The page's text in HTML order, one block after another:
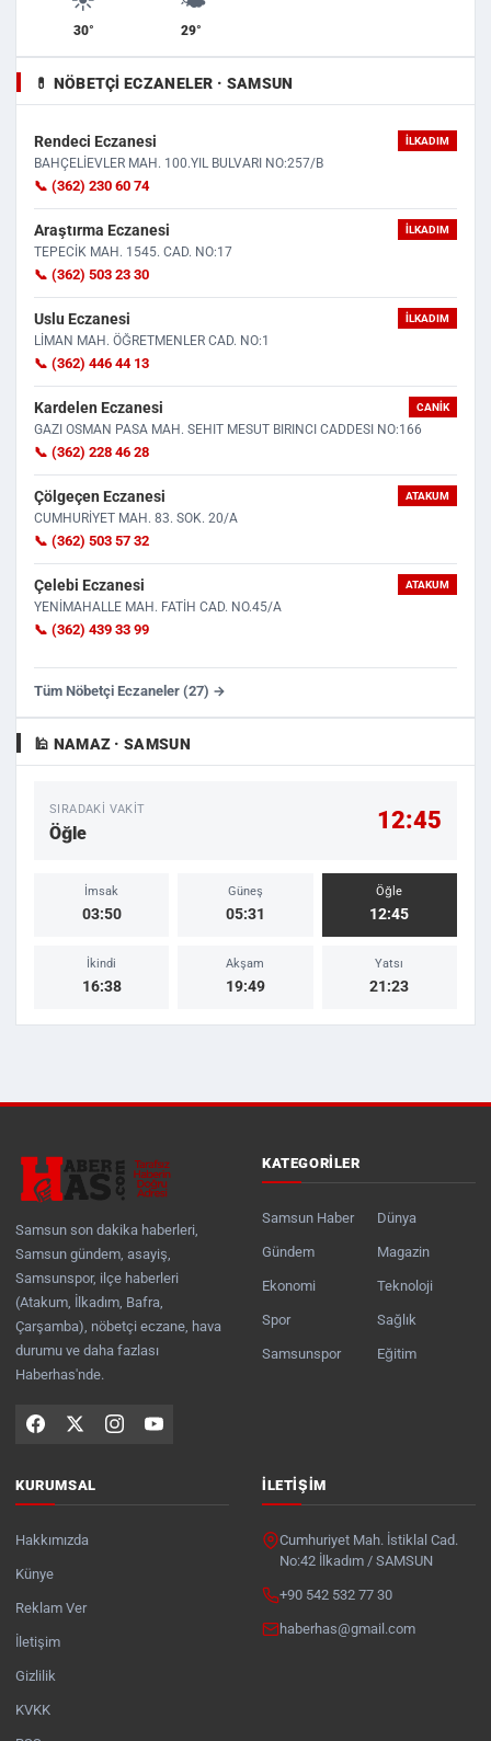
30° 29°
💊 NÖBETÇI ECZANELER · SAMSUN
Rendeci Eczanesi İLKADIM
BAHÇELİEVLER MAH. 100.YIL BULVARI NO:257/B
📞 (362) 230 60 74
Araştırma Eczanesi İLKADIM
TEPECİK MAH. 1545. CAD. NO:17
📞 (362) 503 23 30
Uslu Eczanesi İLKADIM
LİMAN MAH. ÖĞRETMENLER CAD. NO:1
📞 (362) 446 44 13
Kardelen Eczanesi CANIK
GAZI OSMAN PASA MAH. SEHIT MESUT BIRINCI CADDESI NO:166
📞 (362) 228 46 28
Çölgeçen Eczanesi ATAKUM
CUMHURİYET MAH. 83. SOK. 20/A
📞 (362) 503 57 32
Çelebi Eczanesi ATAKUM
YENİMAHALLE MAH. FATİH CAD. NO.45/A
📞 (362) 439 33 99
Tüm Nöbetçi Eczaneler (27) →
🕌 NAMAZ · SAMSUN
SIRADAKI VAKIT
Öğle 12:45
İmsak
03:50
Güneş
05:31
Öğle
12:45
İkindi
16:38
Akşam
19:49
Yatsı
21:23
Samsun son dakika haberleri,
Samsun gündem, asayiş,
Samsunspor, ilçe haberleri
(Atakum, İlkadım, Bafra,
Çarşamba), nöbetçi eczane, hava
durumu ve daha fazlası
Haberhas'nde.
KATEGORILER
Samsun Haber
Gündem
Ekonomi
Spor
Samsunspor
Dünya
Magazin
Teknoloji
Sağlık
Eğitim
KURUMSAL
Hakkımızda
Künye
Reklam Ver
İletişim
Gizlilik
KVKK
İLETIŞIM
Cumhuriyet Mah. İstiklal Cad.
No:42 İlkadım / SAMSUN
+90 542 532 77 30
haberhas@gmail.com